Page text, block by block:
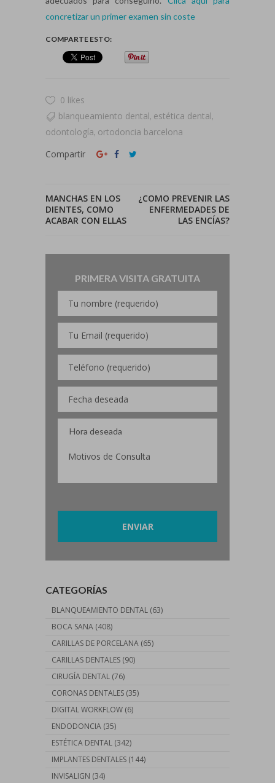
concretizar un primer examen sin coste
COMPARTE ESTO:
0 likes
blanqueamiento dental, estética dental,
odontología, ortodoncia barcelona
Compartir
MANCHAS EN LOS
DIENTES, COMO
ACABAR CON ELLAS
¿COMO PREVENIR LAS
ENFERMEDADES DE
LAS ENCÍAS?
PRIMERA VISITA GRATUITA
CATEGORÍAS
BLANQUEAMIENTO DENTAL (63)
BOCA SANA (408)
CARILLAS DE PORCELANA (65)
CARILLAS DENTALES (90)
CIRUGÍA DENTAL (76)
CORONAS DENTALES (35)
DIGITAL WORKFLOW (6)
ENDODONCIA (35)
ESTÉTICA DENTAL (342)
IMPLANTES DENTALES (144)
INVISALIGN (34)